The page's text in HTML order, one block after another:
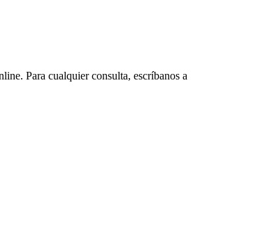
Para cualquier consulta, escríbanos a